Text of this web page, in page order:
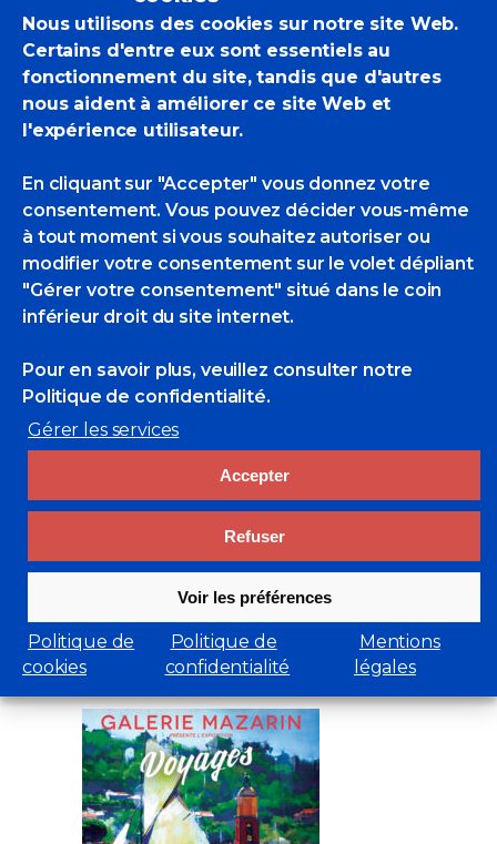
Nous utilisons des cookies sur notre site Web.
Certains d'entre eux sont essentiels au
fonctionnement du site, tandis que d'autres
nous aident à améliorer ce site Web et
l'expérience utilisateur.
En cliquant sur "Accepter" vous donnez votre
consentement. Vous pouvez décider vous-même
à tout moment si vous souhaitez autoriser ou
modifier votre consentement sur le volet dépliant
"Gérer votre consentement" situé dans le coin
inférieur droit du site internet.
Pour en savoir plus, veuillez consulter notre
Politique de confidentialité.
Gérer les services
Accepter
Refuser
Voir les préférences
Politique de
cookies
Politique de
confidentialité
Mentions
légales
Jacques
Coquillay et
Jean
Lemonnier
exposent à
la Galerie
de Crécy
Eric Bari, Jacques Coquillay et Jean
Lemonnier : Vernissage à…
En savoir plus
29 mars 2022